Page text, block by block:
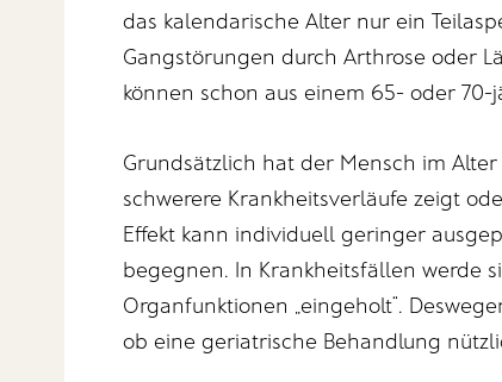
das kalendarische Alter nur ein
Gangstörungen durch Arthrose oder
können schon aus einem 65- oder
Grundsätzlich hat der Mensch im
schwerere Krankheitsverläufe zeigt
Effekt kann individuell geringer
begegnen. In Krankheitsfällen werde
Organfunktionen „eingeholt“.
ob eine geriatrische Behandlung